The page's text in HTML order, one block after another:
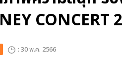
: 30 พ.ค. 2566